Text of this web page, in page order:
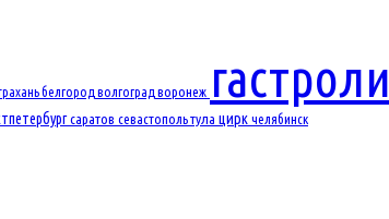
белгород волгоград воронеж гастроли
саратов севастопольтула цирк челябинск